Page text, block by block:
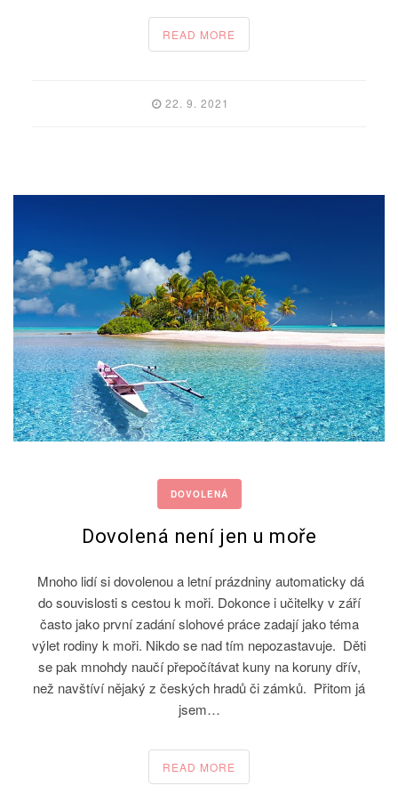
READ MORE
22. 9. 2021
DOVOLENÁ
Dovolená není jen u moře
Mnoho lidí si dovolenou a letní prázdniny automaticky dá
do souvislosti s cestou k moři. Dokonce i učitelky v září
často jako první zadání slohové práce zadají jako téma
výlet rodiny k moři. Nikdo se nad tím nepozastavuje. Děti
se pak mnohdy naučí přepočítávat kuny na koruny dřív,
než navštíví nějaký z českých hradů či zámků. Přitom já
jsem…
READ MORE